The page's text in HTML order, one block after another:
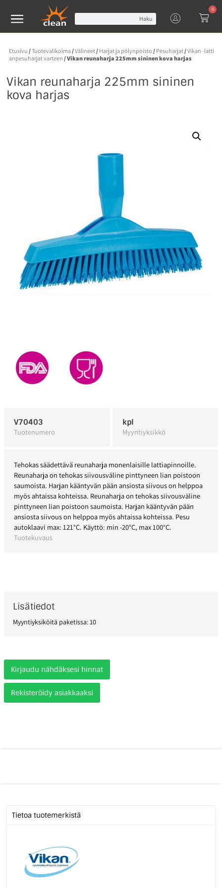
Haku
0
Etusivu /Tuotevalikoima/Välineet/ Harjat ja pölynpoisto / Pesuharjat/Vikan -latti
anpesuharjat varteen / Vikan reunaharja 225mm sininen kova harjas
Vikan reunaharja 225mm sininen
kova harjas
V70403
Tuotenumero
kpl
Myyntiyksikkö
Tehokas säädettävä reunaharja monenlaisille lattiapinnoille.
Reunaharja on tehokas siivousväline pinttyneen lian poistoon
saumoista. Harjan kääntyvän pään ansiosta siivous on helppoa
myös ahtaissa kohteissa. Reunaharja on tehokas siivousväline
pinttyneen lian poistoon saumoista. Harjan kääntyvän pään
ansiosta siivous on helppoa myös ahtaissa kohteissa. Pesu
autoklaavi max: 121°C. Käyttö: min -20°C, max 100°C.
Tuotekuvaus
Lisätiedot
Myyntiyksiköitä paketissa: 10
Kirjaudu nähdäksesi hinnat
Rekisteröidy asiakkaaksi
Tietoa tuotemerkistä